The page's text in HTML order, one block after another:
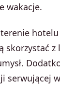
wakacje.
skorzystać
serwującej